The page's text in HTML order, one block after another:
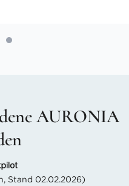
AURONIA
Stand 02.02.2026)